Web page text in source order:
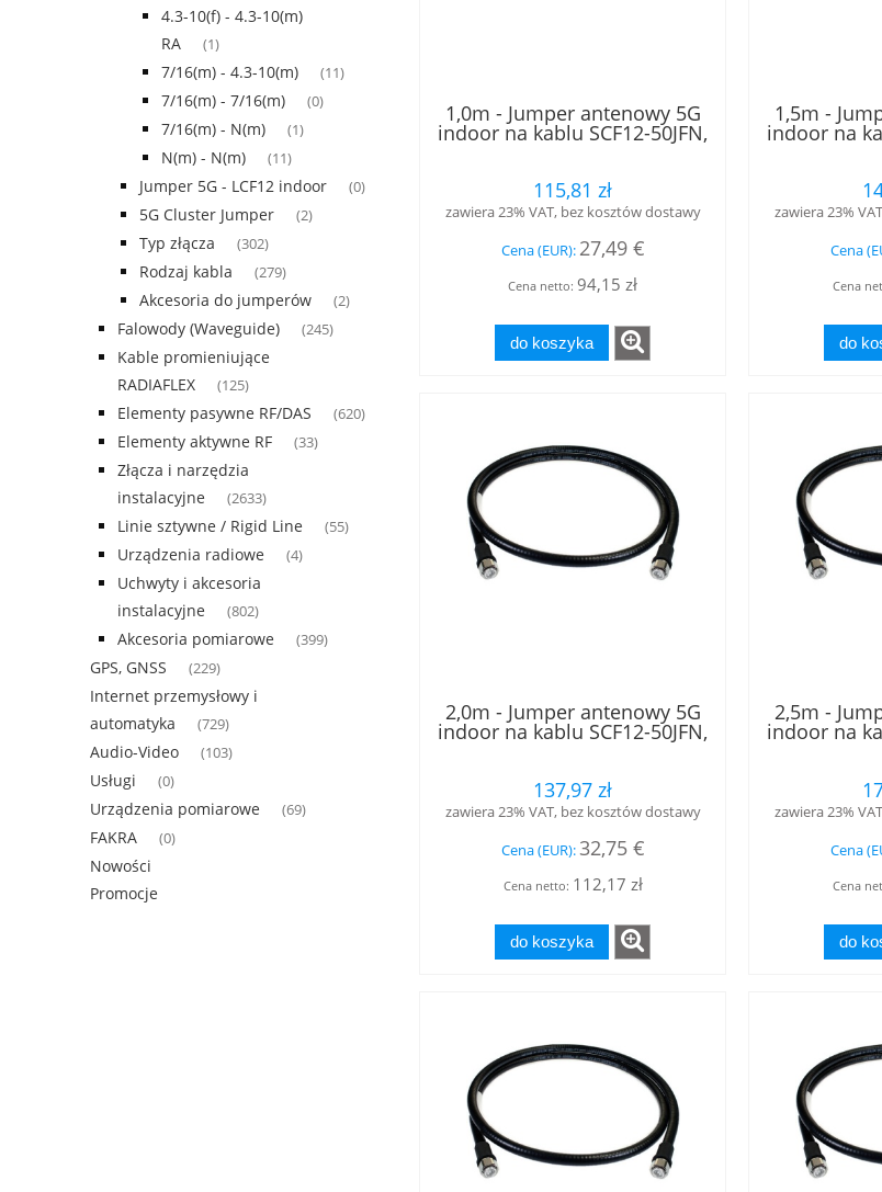
4.3-10(f) - 4.3-10(m)
RA
(1)
7/16(m) - 4.3-10(m) (11)
7/16(m) - 7/16(m) (0)
7/16(m) - N(m) (1)
N(m) - N(m) (11)
Jumper 5G - LCF12 indoor (0)
5G Cluster Jumper (2)
Typ złącza (302)
Rodzaj kabla (279)
Akcesoria do jumperów (2)
Falowody (Waveguide) (245)
Kable promieniujące
RADIAFLEX
(125)
Elementy pasywne RF/DAS (620)
Elementy aktywne RF (33)
Złącza i narzędzia
instalacyjne
(2633)
Linie sztywne / Rigid Line (55)
Urządzenia radiowe (4)
Uchwyty i akcesoria
instalacyjne
(802)
Akcesoria pomiarowe (399)
GPS, GNSS (229)
Internet przemysłowy i
automatyka
(729)
Audio-Video (103)
Usługi (0)
Urządzenia pomiarowe (69)
FAKRA (0)
Nowości
Promocje
1,0m - Jumper antenowy 5G
indoor na kablu SCF12-50JFN,
w klasie B2ca, złącza 4.3-10
PIM, RFS
115,81 zł
zawiera 23% VAT, bez kosztów dostawy
Cena (EUR): 27,49 €
Cena netto: 94,15 zł
do koszyka
1,5m -
indoor na
w klasie
zawiera 23%
Cena
Cena
do
2,0m - Jumper antenowy 5G
indoor na kablu SCF12-50JFN,
w klasie B2ca, złącza 4.3-10
PIM, RFS
137,97 zł
zawiera 23% VAT, bez kosztów dostawy
Cena (EUR):32,75 €
Cena netto: 112,17 zł
do koszyka
2,5m -
indoor na
w klasie
zawiera 23%
Cena
Cena
do